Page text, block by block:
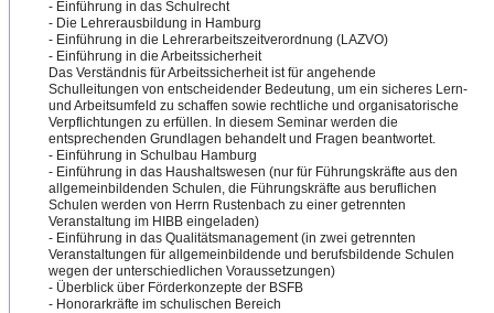
- Einführung in das Schulrecht
- Die Lehrerausbildung in Hamburg
- Einführung in die Lehrerarbeitszeitverordnun​g (LAZVO)
- Einführung in die Arbeitssicherheit
Das Verständnis für Arbeitssicherheit ist für angehende
Schulleitungen von entscheidender Bedeutung, um ein sicheres Lern-
und Arbeitsumfeld zu schaffen sowie rechtliche und organisatorische
Verpflichtungen zu erfüllen. In diesem Seminar werden die
entsprechenden Grundlagen behandelt und Fragen beantwortet.
- Einführung in Schulbau Hamburg
- Einführung in das Haushaltswesen (nur für Führungskräfte aus den
allgemeinbildenden Schulen, die Führungskräfte aus beruflichen
Schulen werden von Herrn Rustenbach zu einer getrennten
Veranstaltung im HIBB eingeladen)
- Einführung in das Qualitätsmanagement (in zwei getrennten
Veranstaltungen für allgemeinbildende und berufsbildende Schulen
wegen der unterschiedlichen Voraussetzungen)
- Überblick über Förderkonzepte der BSFB
- Honorarkräfte im schulischen Bereich